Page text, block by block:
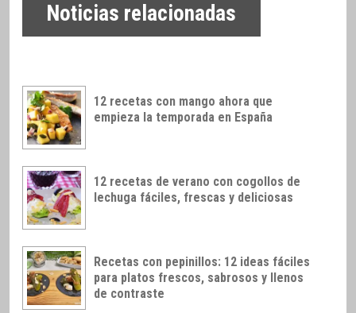
Noticias relacionadas
12 recetas con mango ahora que
empieza la temporada en España
12 recetas de verano con cogollos de
lechuga fáciles, frescas y deliciosas
Recetas con pepinillos: 12 ideas fáciles
para platos frescos, sabrosos y llenos
de contraste